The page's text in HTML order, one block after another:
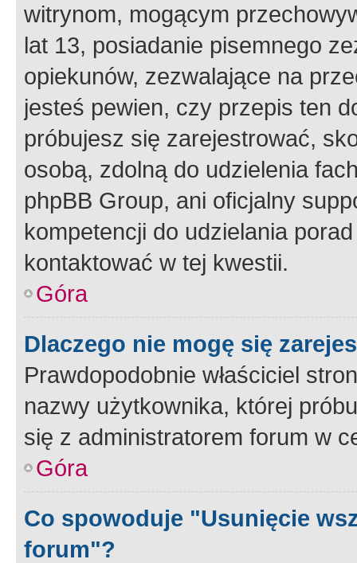
witrynom, mogącym
lat 13, posiadanie pisemnego
opiekunów, zezwalające na
jesteś pewien, czy przepis ten
próbujesz się zarejestrować,
osobą, zdolną do udzielenia
phpBB Group, ani oficjalny
kompetencji do udzielania
kontaktować w tej kwestii.
Góra
Dlaczego nie mogę się
Prawdopodobnie właściciel
nazwy użytkownika, której
się z administratorem forum w
Góra
Co spowoduje "Usunięcie
forum"?